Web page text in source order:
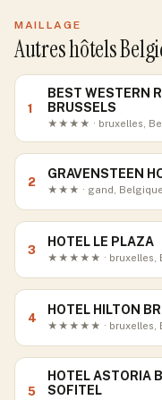
MAILLAGE
Autres hôtels
1
BEST WESTERN
BRUSSELS
★★★★ · bruxelles,
2
GRAVENSTEEN
★★★ · gand, Belgique
3
HOTEL LE PLAZA
★★★★★ · bruxelles,
4
HOTEL HILTON
★★★★★ · bruxelles,
5
HOTEL ASTORIA
SOFITEL